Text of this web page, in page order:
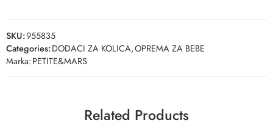
SKU:955835
Categories:DODACI ZA KOLICA,OPREMA ZA BEBE
Marka:PETITE&MARS
Related Products